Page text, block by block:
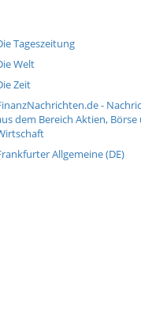
Tageszeitung
Welt
Zeit
-
dem Bereich Aktien, Börse
Allgemeine (DE)